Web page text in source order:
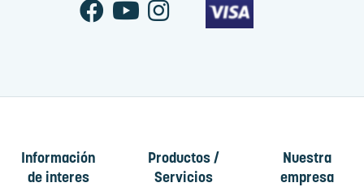
Información
de interes
Productos /
Servicios
Nuestra
empresa